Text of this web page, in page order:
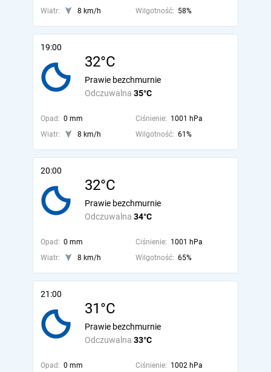
Wiatr:
8 km/h Wilgotność: 58%
19:00
32°C
Odczuwalna 35°C
Prawie bezchmurnie
Opad: 0 mm Ciśnienie: 1001 hPa
Wiatr:
8 km/h Wilgotność: 61%
20:00
32°C
Odczuwalna 34°C
Prawie bezchmurnie
Opad: 0 mm Ciśnienie: 1001 hPa
Wiatr:
8 km/h Wilgotność: 65%
21:00
31°C
Odczuwalna 33°C
Prawie bezchmurnie
Opad: 0 mm Ciśnienie: 1002 hPa